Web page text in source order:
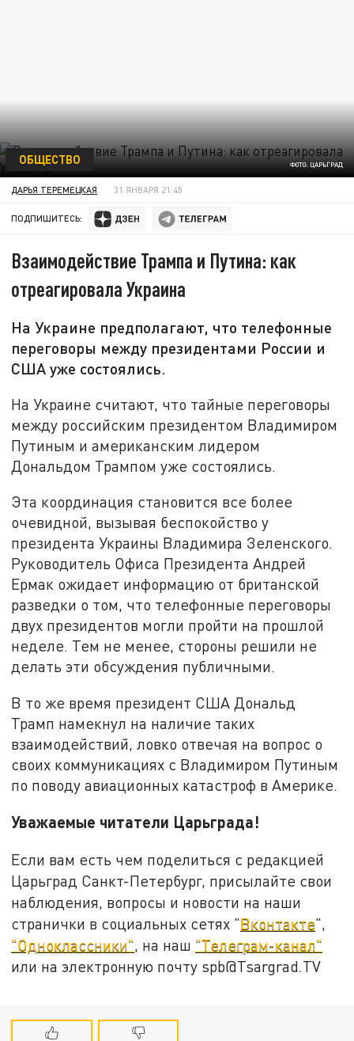
ФОТО: ЦАРЬГРАД
ОБЩЕСТВО
ДАРЬЯ ТЕРЕМЕЦКАЯ 31 ЯНВАРЯ 21:45
ПОДПИШИТЕСЬ:
Взаимодействие Трампа и Путина: как
отреагировала Украина
На Украине предполагают, что телефонные
переговоры между президентами России и
США уже состоялись.
На Украине считают, что тайные переговоры
между российским президентом Владимиром
Путиным и американским лидером
Дональдом Трампом уже состоялись.
Эта координация становится все более
очевидной, вызывая беспокойство у
президента Украины Владимира Зеленского.
Руководитель Офиса Президента Андрей
Ермак ожидает информацию от британской
разведки о том, что телефонные переговоры
двух президентов могли пройти на прошлой
неделе. Тем не менее, стороны решили не
делать эти обсуждения публичными.
В то же время президент США Дональд
Трамп намекнул на наличие таких
взаимодействий, ловко отвечая на вопрос о
своих коммуникациях с Владимиром Путиным
по поводу авиационных катастроф в Америке.
Уважаемые читатели Царьграда!
Если вам есть чем поделиться с редакцией
Царьград Санкт-Петербург, присылайте свои
наблюдения, вопросы и новости на наши
странички в социальных сетях "Вконтакте",
"Одноклассники" , на наш "Телеграм-канал"
или на электронную почту spb@Tsargrad.TV